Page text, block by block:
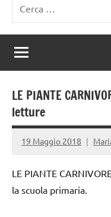
per:
LE PIANTE
letture
19 Maggio 2018
LE PIANTE
la scuola primaria.